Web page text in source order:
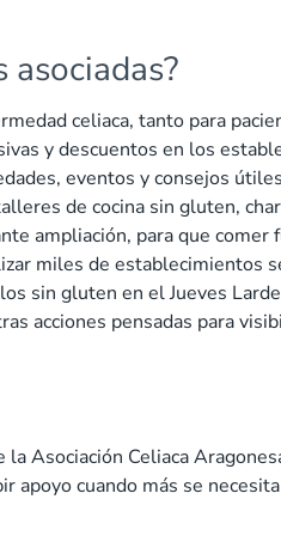
asociadas?
celiaca, tanto para
y descuentos en los
eventos y consejos
de cocina sin gluten,
ampliación, para que comer
miles de establecimientos
sin gluten en el Jueves
acciones pensadas para
Asociación Celiaca
apoyo cuando más se